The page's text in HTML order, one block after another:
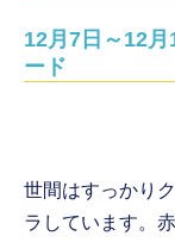
12月7日～12
ード
世間はすっかり
ラしています。